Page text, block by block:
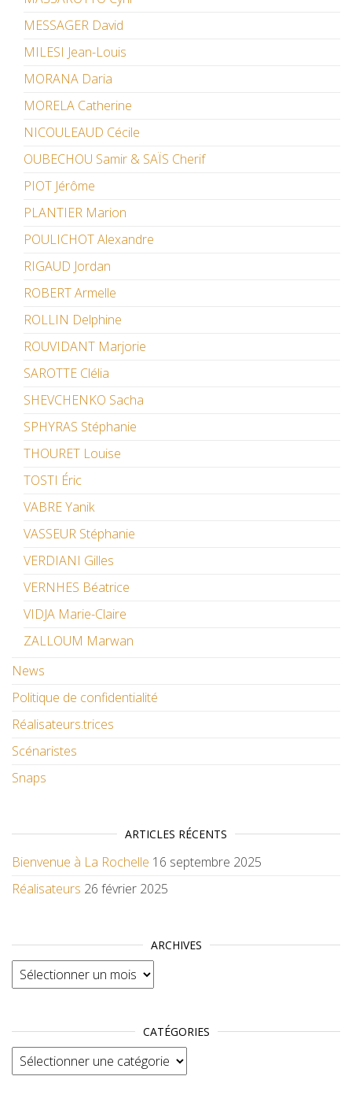
MESSAGER David
MILESI Jean-Louis
MORANA Daria
MORELA Catherine
NICOULEAUD Cécile
OUBECHOU Samir & SAÏS Cherif
PIOT Jérôme
PLANTIER Marion
POULICHOT Alexandre
RIGAUD Jordan
ROBERT Armelle
ROLLIN Delphine
ROUVIDANT Marjorie
SAROTTE Clélia
SHEVCHENKO Sacha
SPHYRAS Stéphanie
THOURET Louise
TOSTI Éric
VABRE Yanik
VASSEUR Stéphanie
VERDIANI Gilles
VERNHES Béatrice
VIDJA Marie-Claire
ZALLOUM Marwan
News
Politique de confidentialité
Réalisateurs.trices
Scénaristes
Snaps
ARTICLES RÉCENTS
Bienvenue à La Rochelle 16 septembre 2025
Réalisateurs 26 février 2025
ARCHIVES
Archives
CATÉGORIES
Catégories